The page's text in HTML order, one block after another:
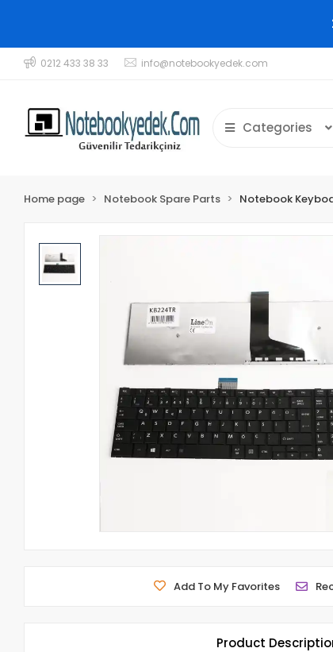
0212 433 38 33 info@notebookyedek.com
Categories
Home page Notebook Spare Parts Notebook
Add To My Favorites
Product